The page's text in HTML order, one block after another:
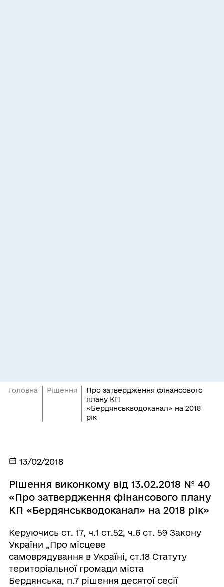
Головна Рішення
Про затвердження фінансового
плану КП
«Бердянськводоканал» на 2018
рік
13/02/2018
Рішення виконкому від 13.02.2018 № 40
«Про затвердження фінансового плану
КП «Бердянськводоканал» на 2018 рік»
Керуючись ст. 17, ч.1 ст.52, ч.6 ст. 59 Закону
України „Про місцеве
самоврядування в Україні, ст.18 Статуту
територіальної громади міста
Бердянська, п.7 рішення десятої сесії